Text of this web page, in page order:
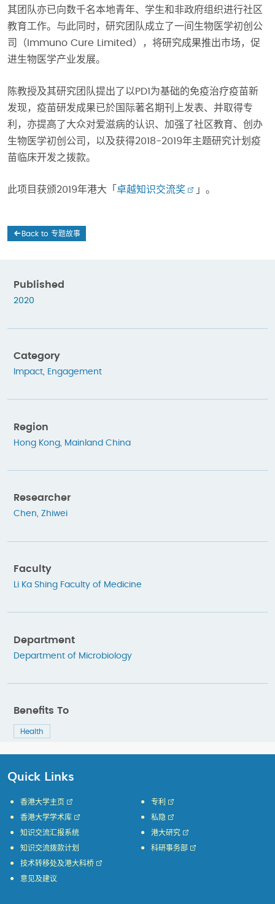
其团队亦已向数千名本地青年、学生和非政府组织进行社区
教育工作。与此同时，研究团队成立了一间生物医学初创公
司（Immuno Cure Limited），将研究成果推出市场，促
进生物医学产业发展。
陈教授及其研究团队提出了以PD1为基础的免疫治疗疫苗新
发现，疫苗研发成果已於国际著名期刊上发表、并取得专
利，亦提高了大众对爱滋病的认识、加强了社区教育、创办
生物医学初创公司，以及获得2018-2019年主题研究计划疫
苗临床开发之拨款。
此项目获颁2019年港大「 卓越知识交流奖 」。
Back to 专题故事
Published
2020
Category
Impact, Engagement
Region
Hong Kong Mainland China
Researcher
Chen, Zhiwei
Faculty
Li Ka Shing Faculty of Medicine
Department
Department of Microbiology
Benefits To
Health
Quick Links
香港大学主页
香港大学学术库
知识交流汇报系统
知识交流拨款计划
专利
私隐
港大研究
科研事务部
技术转移处及港大科桥
意见及建议